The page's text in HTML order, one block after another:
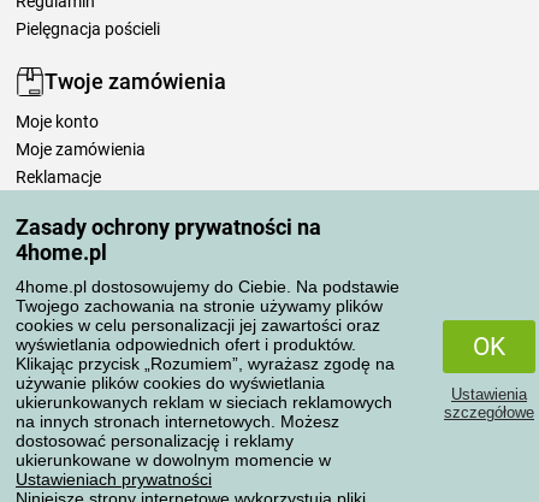
Zasady ochrony prywatności na
4home.pl
4home.pl dostosowujemy do Ciebie. Na podstawie
Twojego zachowania na stronie używamy plików
cookies w celu personalizacji jej zawartości oraz
wyświetlania odpowiednich ofert i produktów.
Klikając przycisk „Rozumiem”, wyrażasz zgodę na
używanie plików cookies do wyświetlania
ukierunkowanych reklam w sieciach reklamowych
na innych stronach internetowych. Możesz
dostosować personalizację i reklamy
ukierunkowane w dowolnym momencie w
Ustawieniach prywatności
OK
Ustawienia
szczegółowe
Pielęgnacja pościeli
Twoje zamówienia
Moje konto
Moje zamówienia
Reklamacje
Zasady przetwarzania recenzji
Sposoby transportu
Metody płatności
Niezawodny sklep